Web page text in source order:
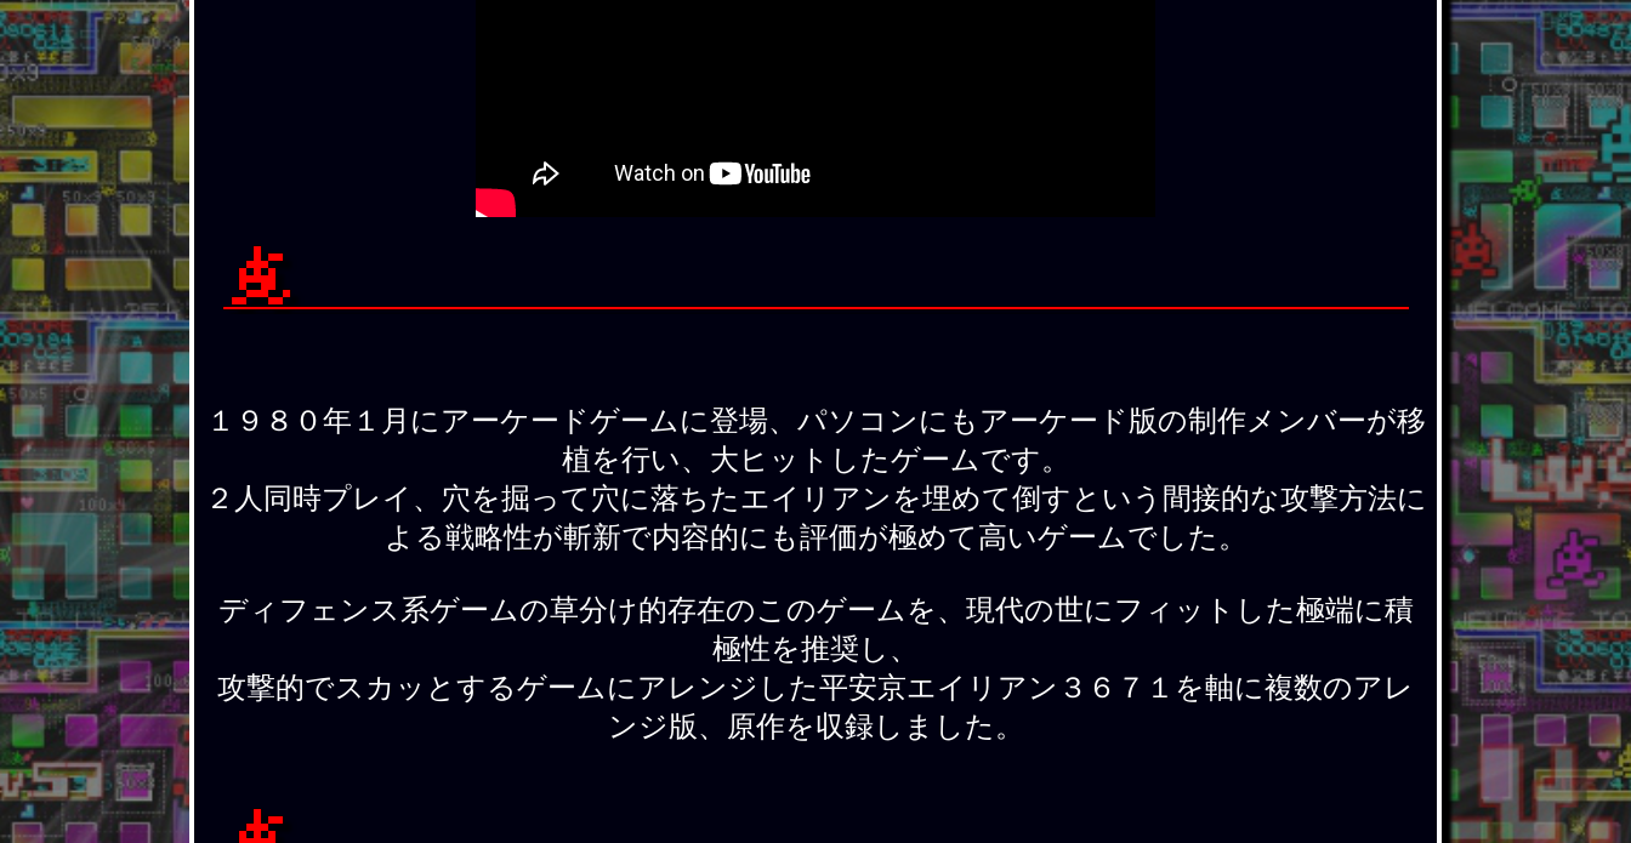
１９８０年１月にアーケードゲームに登場、パソコンにもアーケード版の制作メンバーが移
植を行い、大ヒットしたゲームです。
２人同時プレイ、穴を掘って穴に落ちたエイリアンを埋めて倒すという間接的な攻撃方法に
よる戦略性が斬新で内容的にも評価が極めて高いゲームでした。
ディフェンス系ゲームの草分け的存在のこのゲームを、現代の世にフィットした極端に積
極性を推奨し、
攻撃的でスカッとするゲームにアレンジした平安京エイリアン３６７１を軸に複数のアレ
ンジ版、原作を収録しました。